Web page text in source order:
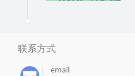
联系方式
email